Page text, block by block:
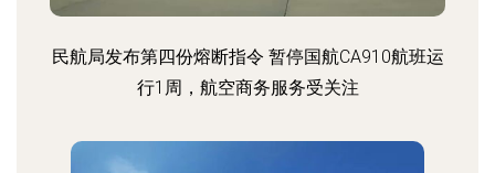
民航局发布第四份熔断指令 暂停国航CA910航班运
行1周，航空商务服务受关注